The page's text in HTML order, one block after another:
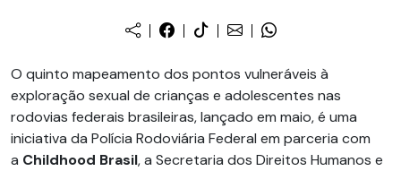
O quinto mapeamento dos pontos vulneráveis à
exploração sexual de crianças e adolescentes nas
rodovias federais brasileiras, lançado em maio, é uma
iniciativa da Polícia Rodoviária Federal em parceria com
a Childhood Brasil, a Secretaria dos Direitos Humanos e